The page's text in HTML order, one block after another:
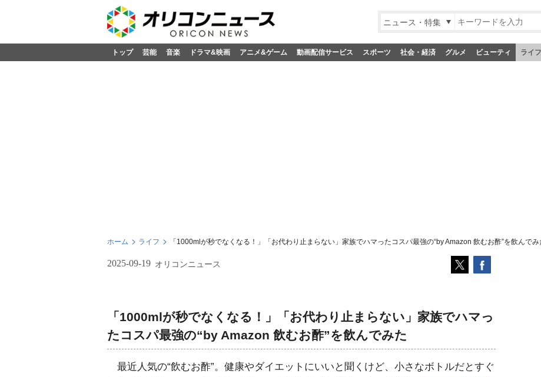
ニュース・特集
トップ 芸能 音楽 ドラマ&映画 アニメ&ゲーム 動画配信サービス スポーツ 社会・経済 グルメ ビューティ ライフ
ホーム ライフ 「1000mlが秒でなくなる！」「お代わり止まらない」家族でハマったコスパ最強の“by Amazon 飲むお酢”を飲んでみ
2025-09-19 オリコンニュース
「1000mlが秒でなくなる！」「お代わり止まらない」家族でハマっ
たコスパ最強の“by Amazon 飲むお酢”を飲んでみた
最近人気の“飲むお酢”。健康やダイエットにいいと聞くけど、小さなボトルだとすぐ